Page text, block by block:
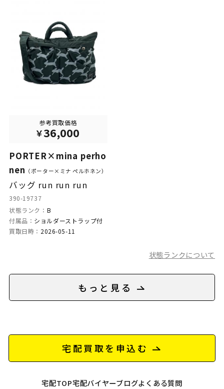
参考買取価格
36,000
PORTER×mina perho
nen （ポーター×ミナ ペルホネン）
バッグ run run run
390-19737
状態ランク： B
付属品： ショルダーストラップ付
買取日時： 2026-05-11
状態ランクについて
もっと見る
宅配買取を申込む
宅配TOP宅配バイヤーブログよくある質問